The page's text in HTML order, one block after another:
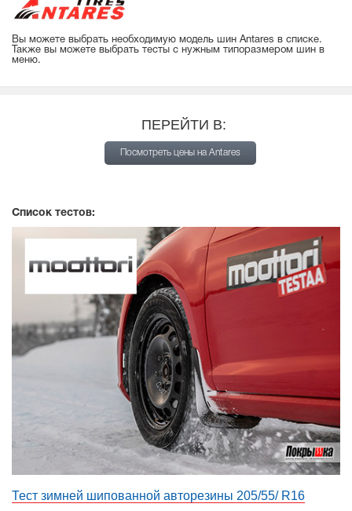
Вы можете выбрать необходимую модель шин Antares в списке.
Также вы можете выбрать тесты с нужным типоразмером шин в
меню.
ПЕРЕЙТИ В:
Посмотреть цены на Antares
Список тестов:
Тест зимней шипованной авторезины 205/55/ R16